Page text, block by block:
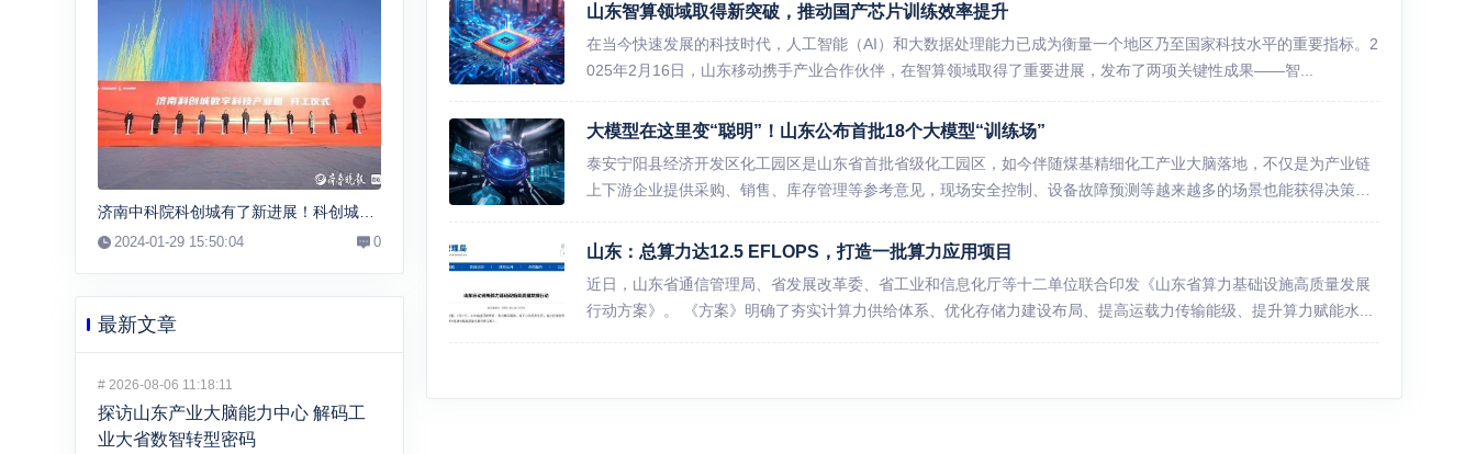
济南中科院科创城有了新进展！科创城数字科技产业园开工
2024-01-29 15:50:04 0
最新文章
# 2026-08-06 11:18:11
探访山东产业大脑能力中心 解码工
业大省数智转型密码
山东智算领域取得新突破，推动国产芯片训练效率提升
在当今快速发展的科技时代，人工智能（AI）和大数据处理能力已成为衡量一个地区乃至国家科技水平的重要指标。2
025年2月16日，山东移动携手产业合作伙伴，在智算领域取得了重要进展，发布了两项关键性成果——智...
大模型在这里变“聪明”！山东公布首批18个大模型“训练场”
泰安宁阳县经济开发区化工园区是山东省首批省级化工园区，如今伴随煤基精细化工产业大脑落地，不仅是为产业链
上下游企业提供采购、销售、库存管理等参考意见，现场安全控制、设备故障预测等越来越多的场景也能获得决策
山东：总算力达12.5 EFLOPS，打造一批算力应用项目
近日，山东省通信管理局、省发展改革委、省工业和信息化厅等十二单位联合印发《山东省算力基础设施高质量发展
行动方案》。 《方案》明确了夯实计算力供给体系、优化存储力建设布局、提高运载力传输能级、提升算力赋能水...